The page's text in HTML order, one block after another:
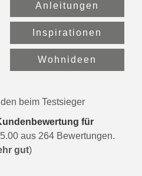
Anleitungen
Inspirationen
Wohnideen
beim Testsieger
für
5.00 aus 264 Bewertungen.
gut)